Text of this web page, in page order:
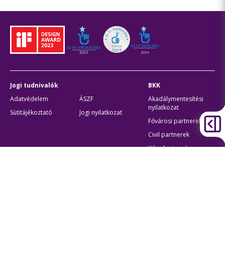
Jogi tudnivalók
Adatvédelem
ÁSZF
Sütitájékoztató
Jogi nyilatkozat
BKK
Akadálymentesítési
nyilatkozat
Fővárosi partnerek
Civil partnerek
Kiberbiztonsági